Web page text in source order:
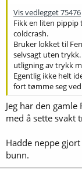
Vis vedlegget 75476
Fikk en liten pippip
coldcrash.
Bruker lokket til
selvsagt uten
utligning av trykk
Egentlig ikke helt
fort tømme seg
Jeg har den
med å sette svakt
Hadde neppe
bunn.